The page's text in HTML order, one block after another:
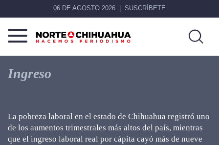
06 DE AGOSTO 2026 SUSCRÍBETE
Norte
Chihuahua
Más
que
noticias,
Ingreso
La pobreza laboral en el estado de Chihuahua registró uno
de los aumentos trimestrales más altos del país, mientras
que el ingreso laboral real por cápita cayó más de nueve